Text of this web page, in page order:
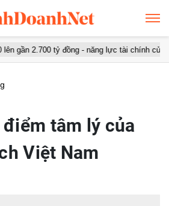
tỷ đồng - năng lực tài chính của Bamboo
tâm lý của
Việt Nam